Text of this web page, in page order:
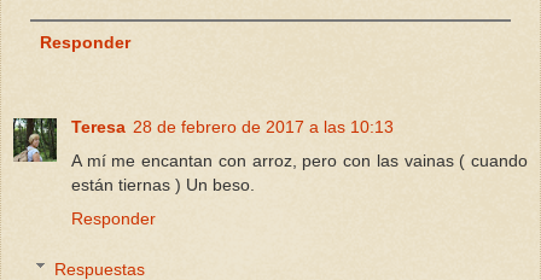
Responder
Teresa 28 de febrero de 2017 a las 10:13
A mí me encantan con arroz, pero con las vainas ( cuando
están tiernas ) Un beso.
Responder
Respuestas